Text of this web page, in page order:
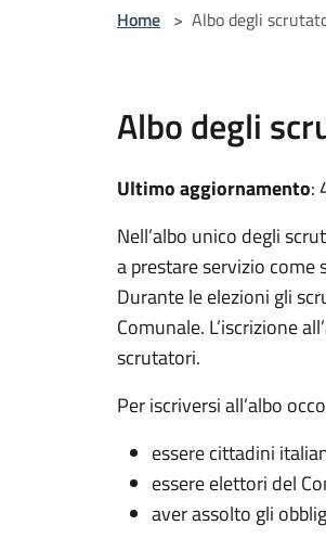
Home > Albo degli
Albo degli
Ultimo aggiornamento:
Nell’albo unico degli
a prestare servizio
Durante le elezioni gli
Comunale. L’iscrizione
scrutatori.
Per iscriversi all’albo
essere cittadini
essere elettori del
aver assolto gli